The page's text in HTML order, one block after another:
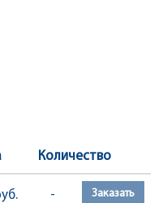
Количество
- Заказать